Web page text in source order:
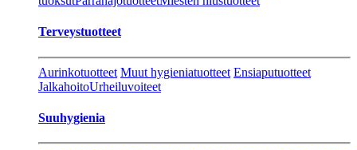
Terveystuotteet
Aurinkotuotteet Muut hygieniatuotteet Ensiaputuotteet
JalkahoitoUrheiluvoiteet
Suuhygienia